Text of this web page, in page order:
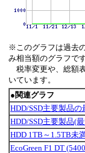
※このグラフは過去
み相当額のグラフです
税率変更や、総額
いています。
●関連グラフ
HDD/SSD主要製品
HDD/SSD主要製品(
HDD 1TB～1.5TB未
EcoGreen F1 DT